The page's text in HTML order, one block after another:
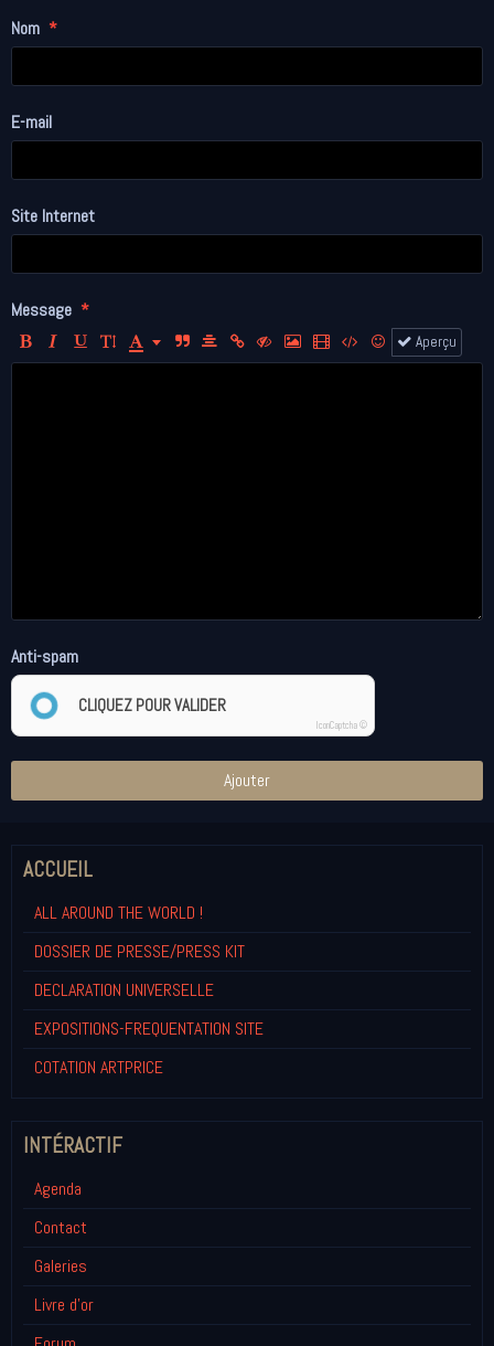
Nom
E-mail
Site Internet
Message
Aperçu
Anti-spam
CLIQUEZ POUR VALIDER
IconCaptcha ©
Ajouter
ACCUEIL
ALL AROUND THE WORLD !
DOSSIER DE PRESSE/PRESS KIT
DECLARATION UNIVERSELLE
EXPOSITIONS-FREQUENTATION SITE
COTATION ARTPRICE
INTÉRACTIF
Agenda
Contact
Galeries
Livre d'or